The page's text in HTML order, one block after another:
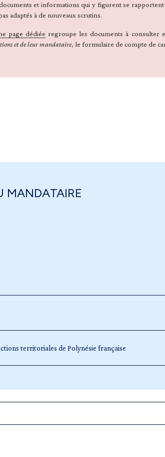
et informations qui y figurent se
adaptés à de nouveaux scrutins.
page dédiée regroupe les documents à consulter
et de leur mandataire, le formulaire de compte de
MANDATAIRE
territoriales de Polynésie française